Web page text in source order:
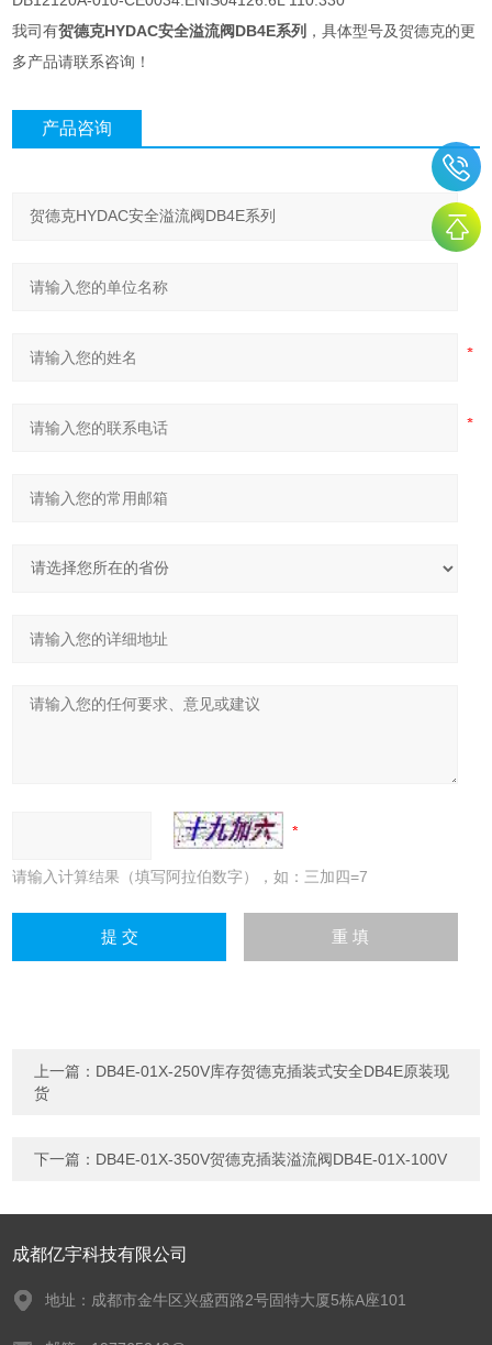
我司有贺德克HYDAC安全溢流阀DB4E系列 ，具体型号及贺德克的更
多产品请联系咨询！
产品咨询
请输入计算结果（填写阿拉伯数字），如：三加四=7
上一篇： DB4E-01X-250V库存贺德克插装式安全DB4E原装现
货
下一篇： DB4E-01X-350V贺德克插装溢流阀DB4E-01X-100V
成都亿宇科技有限公司
地址：成都市金牛区兴盛西路2号固特大厦5栋A座101